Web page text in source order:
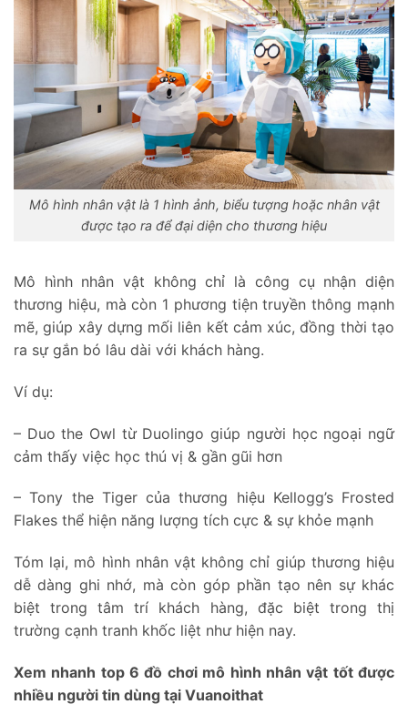
Mô hình nhân vật là 1 hình ảnh, biểu tượng hoặc nhân vật
được tạo ra để đại diện cho thương hiệu
Mô hình nhân vật không chỉ là công cụ nhận diện
thương hiệu, mà còn 1 phương tiện truyền thông mạnh
mẽ, giúp xây dựng mối liên kết cảm xúc, đồng thời tạo
ra sự gắn bó lâu dài với khách hàng.
Ví dụ:
– Duo the Owl từ Duolingo giúp người học ngoại ngữ
cảm thấy việc học thú vị & gần gũi hơn
– Tony the Tiger của thương hiệu Kellogg’s Frosted
Flakes thể hiện năng lượng tích cực & sự khỏe mạnh
Tóm lại, mô hình nhân vật không chỉ giúp thương hiệu
dễ dàng ghi nhớ, mà còn góp phần tạo nên sự khác
biệt trong tâm trí khách hàng, đặc biệt trong thị
trường cạnh tranh khốc liệt như hiện nay.
Xem nhanh top 6 đồ chơi mô hình nhân vật tốt được
nhiều người tin dùng tại Vuanoithat